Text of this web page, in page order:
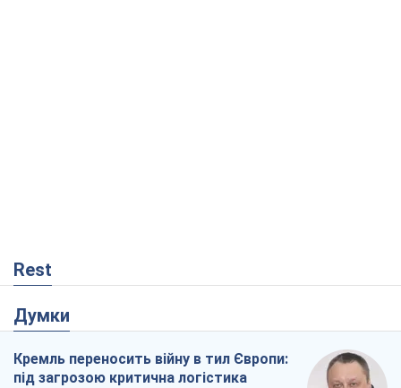
Rest
Думки
Кремль переносить війну в тил Європи:
під загрозою критична логістика